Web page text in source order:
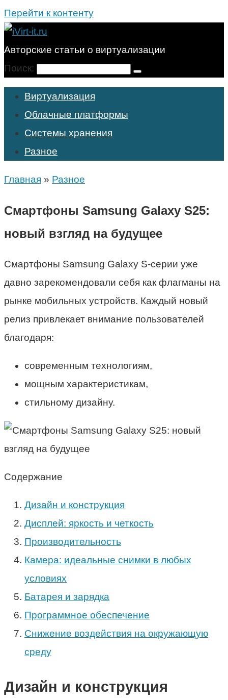
Перейти к контенту
Авторские статьи о виртуализации
Поиск:
Виртуализация
Облачные платформы
Системы хранения
Разное
Главная » Разное
Смартфоны Samsung Galaxy S25:
новый взгляд на будущее
Смартфоны Samsung Galaxy S-серии уже
давно зарекомендовали себя как флагманы на
рынке мобильных устройств. Каждый новый
релиз привлекает внимание пользователей
благодаря:
современным технологиям,
мощным характеристикам,
стильному дизайну.
Содержание
Дизайн и конструкция
Дисплей: яркость и четкость
Производительность
Камера: идеальные снимки в любых
условиях
Батарея и зарядка
Программное обеспечение
Снижение воздействия на окружающую
среду
Дизайн и конструкция